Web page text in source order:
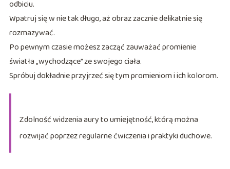
odbiciu.
Wpatruj się w nie tak długo, aż obraz zacznie delikatnie się
rozmazywać.
Po pewnym czasie możesz zacząć zauważać promienie
światła „wychodzące” ze swojego ciała.
Spróbuj dokładnie przyjrzeć się tym promieniom i ich kolorom.
Zdolność widzenia aury to umiejętność, którą można
rozwijać poprzez regularne ćwiczenia i praktyki duchowe.